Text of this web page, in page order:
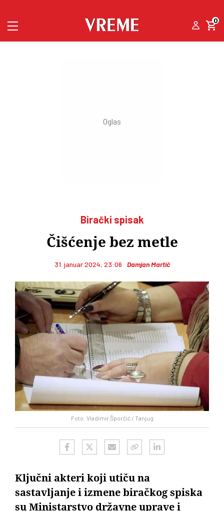
0
Birački spisak
Čišćenje bez metle
31. januar 2024, 23:06 Damjan Martić
Foto: Vladimir Šporčić / Tanjug
Ključni akteri koji utiču na
sastavljanje i izmene biračkog spiska
su Ministarstvo državne uprave i